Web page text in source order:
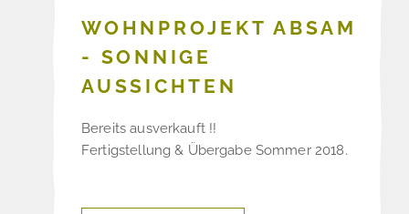
WOHNPROJEKT ABSAM
- SONNIGE
AUSSICHTEN
Bereits ausverkauft !!
Fertigstellung & Übergabe Sommer 2018.